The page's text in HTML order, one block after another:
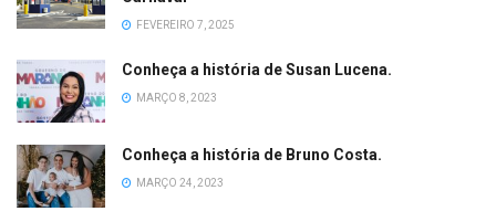
FEVEREIRO 7, 2025
Conheça a história de Susan Lucena.
MARÇO 8, 2023
Conheça a história de Bruno Costa.
MARÇO 24, 2023